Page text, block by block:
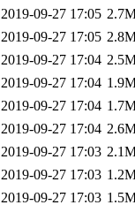
2019-09-27 17:05
2019-09-27 17:05
2019-09-27 17:04
2019-09-27 17:04
2019-09-27 17:04
2019-09-27 17:04
2019-09-27 17:03
2019-09-27 17:03
2019-09-27 17:03